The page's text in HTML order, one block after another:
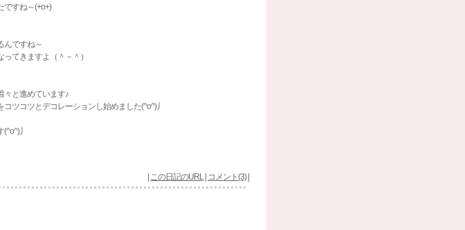
ですね～(+o+)
んですね～
てきますよ（＾－＾）
々と進めています♪
ツコツとデコレーションし始めました(^o^)丿
丿
この日記のURL| コメント(3)|